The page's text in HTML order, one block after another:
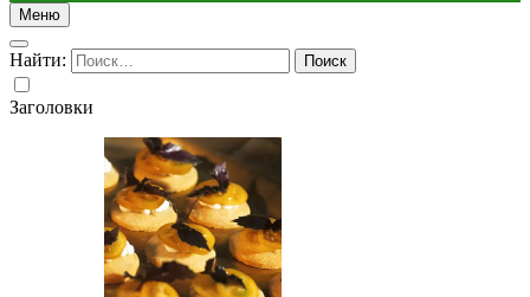
Меню
Найти:
Заголовки